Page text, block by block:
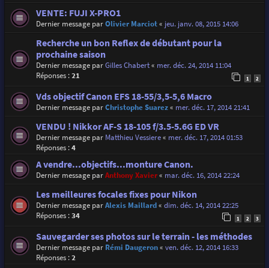
VENTE: FUJI X-PRO1
Dernier message parOlivier Marciot« jeu. janv. 08, 2015 14:06
Recherche un bon Reflex de débutant pour la
prochaine saison
Dernier message parGilles Chabert« mer. déc. 24, 2014 11:04
Réponses :21 1 2
Vds objectif Canon EFS 18-55/3,5-5,6 Macro
Dernier message parChristophe Suarez« mer. déc. 17, 2014 21:41
VENDU ! Nikkor AF-S 18-105 f/3.5-5.6G ED VR
Dernier message par Matthieu Vessiere« mer. déc. 17, 2014 01:53
Réponses :4
A vendre...objectifs...monture Canon.
Dernier message parAnthony Xavier« mar. déc. 16, 2014 22:24
Les meilleures focales fixes pour Nikon
Dernier message parAlexis Maillard« dim. déc. 14, 2014 22:25
Réponses :34 1 2 3
Sauvegarder ses photos sur le terrain - les méthodes
Dernier message par Rémi Daugeron« ven. déc. 12, 2014 16:33
Réponses :2